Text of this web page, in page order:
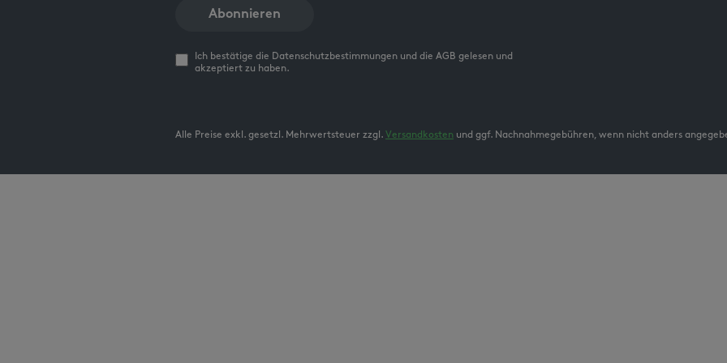
Abonnieren
Ich bestätige die Datenschutzbestimmungen und die AGB gelesen und
akzeptiert zu haben.
Alle Preise exkl. gesetzl. Mehrwertsteuer zzgl. Versandkosten und ggf. Nachnahmegebühren, wenn nicht anders